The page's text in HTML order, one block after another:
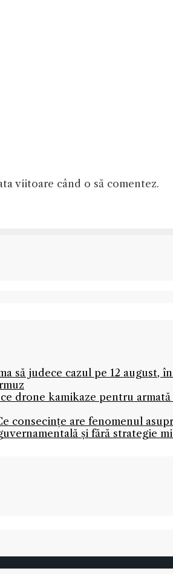
viitoare când o să comentez.
să judece cazul pe 12 august,
kamikaze pentru armată
consecințe are fenomenul
și fără strategie